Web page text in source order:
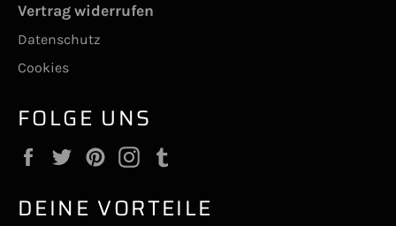
Vertrag widerrufen
Datenschutz
Cookies
FOLGE UNS
FacebookTwitterPinterestInstagram
DEINE VORTEILE